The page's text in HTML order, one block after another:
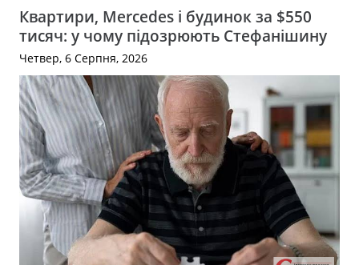
Квартири, Mercedes і будинок за $550
тисяч: у чому підозрюють Стефанішину
Четвер, 6 Серпня, 2026